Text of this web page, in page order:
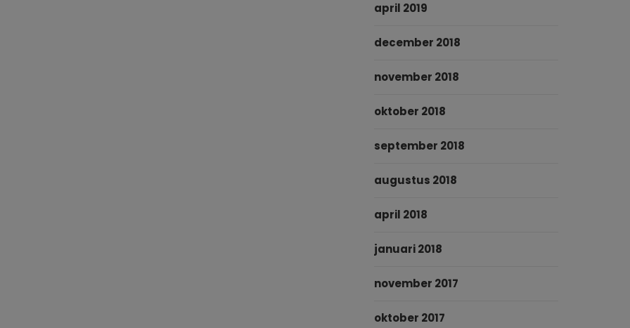
april 2019
december 2018
november 2018
oktober 2018
september 2018
augustus 2018
april 2018
januari 2018
november 2017
oktober 2017